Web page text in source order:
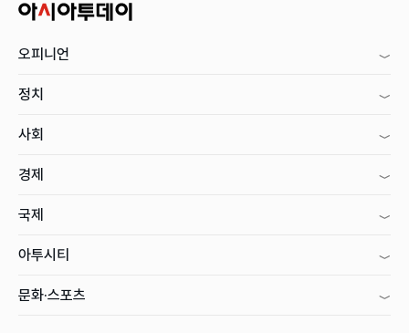
오피니언
정치
사회
경제
국제
아투시티
문화·스포츠